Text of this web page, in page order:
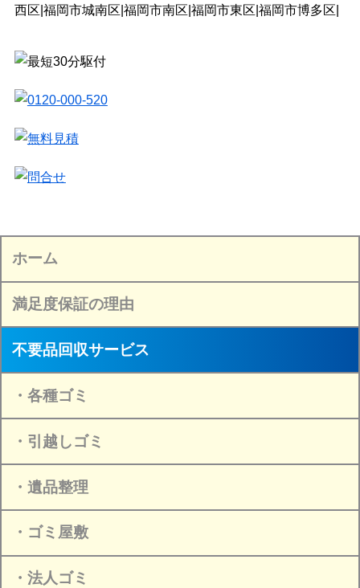
西区|福岡市城南区|福岡市南区|福岡市東区|福岡市博多区|
ホーム
満足度保証の理由
不要品回収サービス
・各種ゴミ
・引越しゴミ
・遺品整理
・ゴミ屋敷
・法人ゴミ